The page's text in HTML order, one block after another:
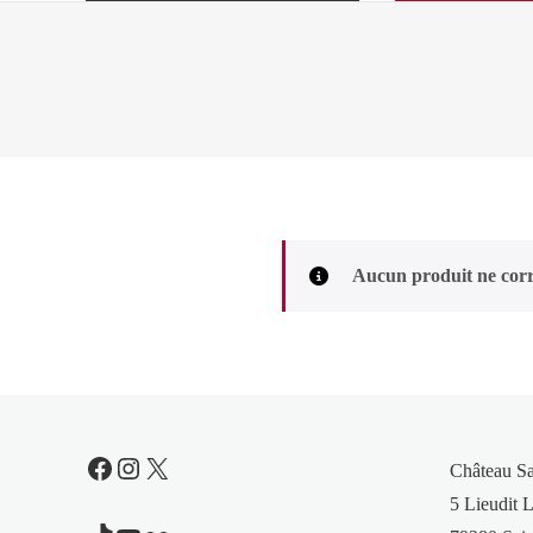
Aucun produit ne
Facebook
Instagram
X
Château
5 Lieudit